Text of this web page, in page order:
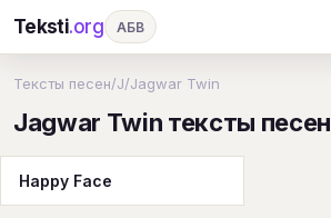
Teksti.org АБВ
И К Л М Н О
Т У Ф Х Ц
Я En A B C
Тексты песен/J/Jagwar Twin
Jagwar Twin тексты песен
Happy Face